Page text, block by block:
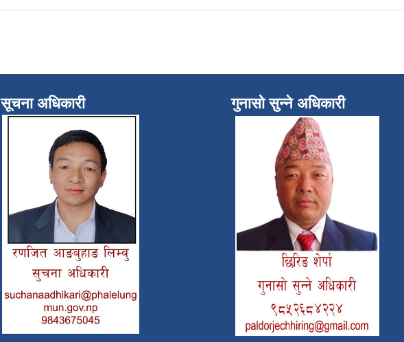
सूचना अधिकारी गुनासो सुन्ने अधिकारी